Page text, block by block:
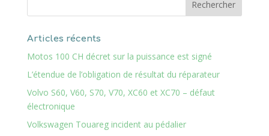
Articles récents
Motos 100 CH décret sur la puissance est signé
L’étendue de l’obligation de résultat du réparateur
Volvo S60, V60, S70, V70, XC60 et XC70 – défaut
électronique
Volkswagen Touareg incident au pédalier